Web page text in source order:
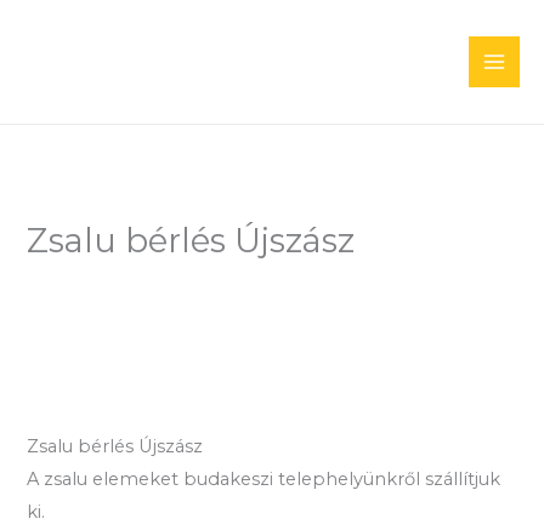
Zsalu bérlés Újszász
Zsalu bérlés Újszász
A zsalu elemeket budakeszi telephelyünkről szállítjuk
ki.